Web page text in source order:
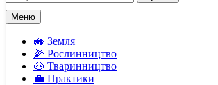
Меню
🚜 Земля
🌽 Рослинництво
🐽 Тваринництво
💼 Практики